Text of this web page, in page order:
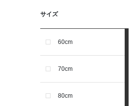
サイズ
60cm
70cm
80cm